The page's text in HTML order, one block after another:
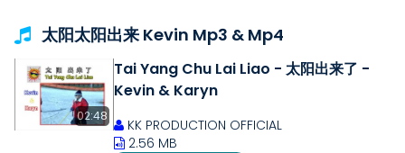
太阳太阳出来 Kevin Mp3 & Mp4
02:48
Tai Yang Chu Lai Liao - 太阳出来了 -
Kevin & Karyn
KK PRODUCTION OFFICIAL
2.56 MB